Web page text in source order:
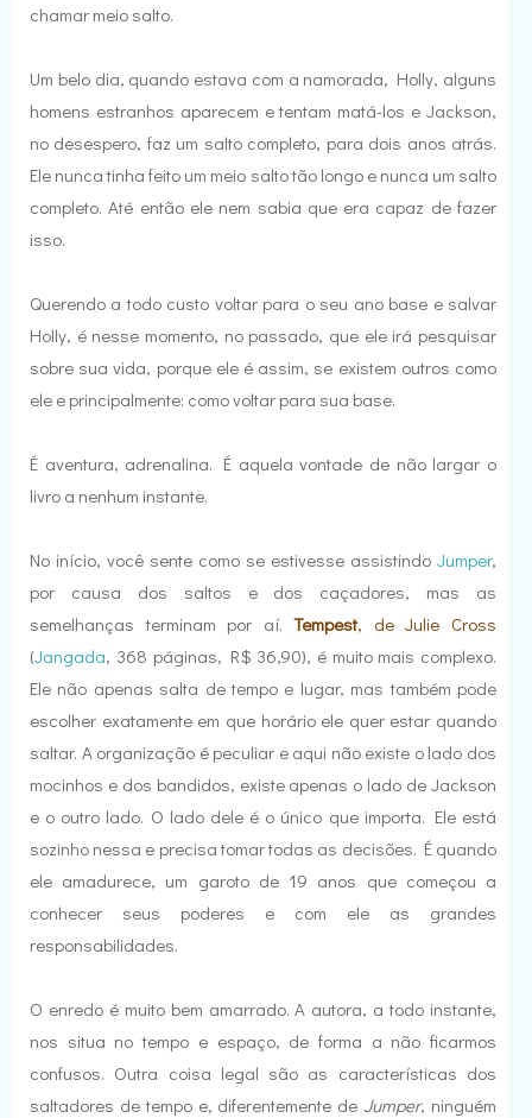
chamar meio salto.
Um belo dia, quando estava com a namorada, Holly, alguns
homens estranhos aparecem e tentam matá-los e Jackson,
no desespero, faz um salto completo, para dois anos atrás.
Ele nunca tinha feito um meio salto tão longo e nunca um salto
completo. Até então ele nem sabia que era capaz de fazer
isso.
Querendo a todo custo voltar para o seu ano base e salvar
Holly, é nesse momento, no passado, que ele irá pesquisar
sobre sua vida, porque ele é assim, se existem outros como
ele e principalmente: como voltar para sua base.
É aventura, adrenalina. É aquela vontade de não largar o
livro a nenhum instante.
No início, você sente como se estivesse assistindo Jumper,
por causa dos saltos e dos caçadores, mas as
semelhanças terminam por aí.Tempest, de Julie Cross
(Jangada, 368 páginas, R$ 36,90), é muito mais complexo.
Ele não apenas salta de tempo e lugar, mas também pode
escolher exatamente em que horário ele quer estar quando
saltar. A organização é peculiar e aqui não existe o lado dos
mocinhos e dos bandidos, existe apenas o lado de Jackson
e o outro lado. O lado dele é o único que importa. Ele está
sozinho nessa e precisa tomar todas as decisões. É quando
ele amadurece, um garoto de 19 anos que começou a
conhecer seus poderes e com ele as grandes
responsabilidades.
O enredo é muito bem amarrado. A autora, a todo instante,
nos situa no tempo e espaço, de forma a não ficarmos
confusos. Outra coisa legal são as características dos
saltadores de tempo e, diferentemente deJumper, ninguém